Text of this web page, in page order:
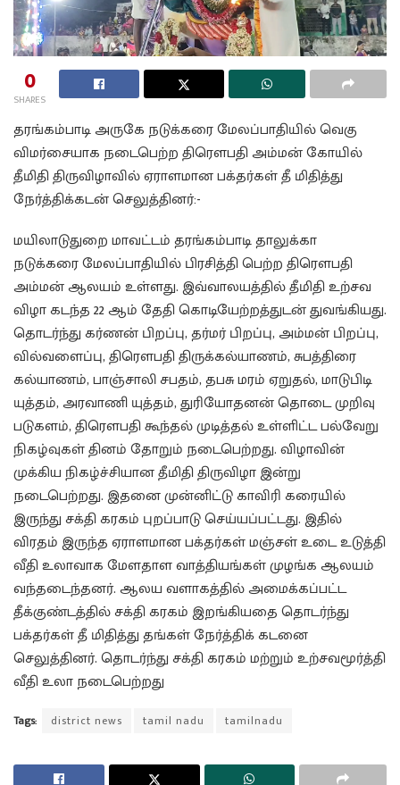
0
SHARES
தரங்கம்பாடி அருகே நடுக்கரை மேலப்பாதியில் வெகு
விமர்சையாக நடைபெற்ற திரௌபதி அம்மன் கோயில்
தீமிதி திருவிழாவில் ஏராளமான பக்தர்கள் தீ மிதித்து
நேர்த்திக்கடன் செலுத்தினர்:-
மயிலாடுதுறை மாவட்டம் தரங்கம்பாடி தாலுக்கா
நடுக்கரை மேலப்பாதியில் பிரசித்தி பெற்ற திரௌபதி
அம்மன் ஆலயம் உள்ளது. இவ்வாலயத்தில் தீமிதி உற்சவ
விழா கடந்த 22 ஆம் தேதி கொடியேற்றத்துடன் துவங்கியது.
தொடர்ந்து கர்ணன் பிறப்பு, தர்மர் பிறப்பு, அம்மன் பிறப்பு,
வில்வளைப்பு, திரௌபதி திருக்கல்யாணம், சுபத்திரை
கல்யாணம், பாஞ்சாலி சபதம், தபசு மரம் ஏறுதல், மாடுபிடி
யுத்தம், அரவாணி யுத்தம், துரியோதனன் தொடை முறிவு
படுகளம், திரௌபதி கூந்தல் முடித்தல் உள்ளிட்ட பல்வேறு
நிகழ்வுகள் தினம் தோறும் நடைபெற்றது. விழாவின்
முக்கிய நிகழ்ச்சியான தீமிதி திருவிழா இன்று
நடைபெற்றது. இதனை முன்னிட்டு காவிரி கரையில்
இருந்து சக்தி கரகம் புறப்பாடு செய்யப்பட்டது. இதில்
விரதம் இருந்த ஏராளமான பக்தர்கள் மஞ்சள் உடை உடுத்தி
வீதி உலாவாக மேளதாள வாத்தியங்கள் முழங்க ஆலயம்
வந்தடைந்தனர். ஆலய வளாகத்தில் அமைக்கப்பட்ட
தீக்குண்டத்தில் சக்தி கரகம் இறங்கியதை தொடர்ந்து
பக்தர்கள் தீ மிதித்து தங்கள் நேர்த்திக் கடனை
செலுத்தினர். தொடர்ந்து சக்தி கரகம் மற்றும் உற்சவமூர்த்தி
வீதி உலா நடைபெற்றது
Tags: district news tamil nadu tamilnadu